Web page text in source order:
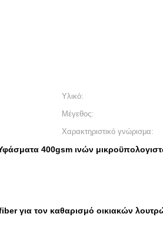
Υλικό:
Μέγεθος:
Χαρακτηριστικό γνώρισμα:
400gsm ινών
για τον καθαρισμό οικιακών